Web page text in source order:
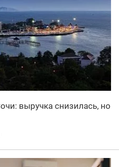
выручка снизилась, но